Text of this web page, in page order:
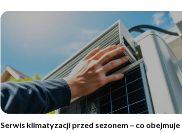
Serwis klimatyzacji przed sezonem – co obejmuje